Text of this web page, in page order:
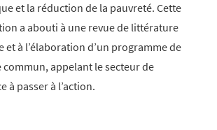
et la réduction de la pauvreté. Cette
a abouti à une revue de littérature
et à l’élaboration d’un programme de
commun, appelant le secteur de
à passer à l’action.